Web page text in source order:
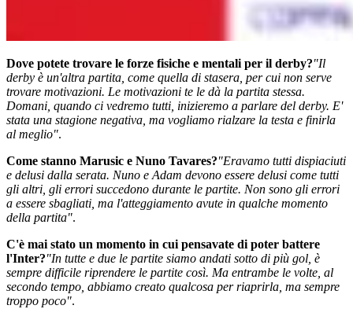
Dove potete trovare le forze fisiche e mentali per il derby?"Il
derby è un'altra partita, come quella di stasera, per cui non serve
trovare motivazioni. Le motivazioni te le dà la partita stessa.
Domani, quando ci vedremo tutti, inizieremo a parlare del derby. E'
stata una stagione negativa, ma vogliamo rialzare la testa e finirla
al meglio".
Come stanno Marusic e Nuno Tavares?"Eravamo tutti dispiaciuti
e delusi dalla serata. Nuno e Adam devono essere delusi come tutti
gli altri, gli errori succedono durante le partite. Non sono gli errori
a essere sbagliati, ma l'atteggiamento avute in qualche momento
della partita".
C'è mai stato un momento in cui pensavate di poter battere
l'Inter?"In tutte e due le partite siamo andati sotto di più gol, è
sempre difficile riprendere le partite così. Ma entrambe le volte, al
secondo tempo, abbiamo creato qualcosa per riaprirla, ma sempre
troppo poco".